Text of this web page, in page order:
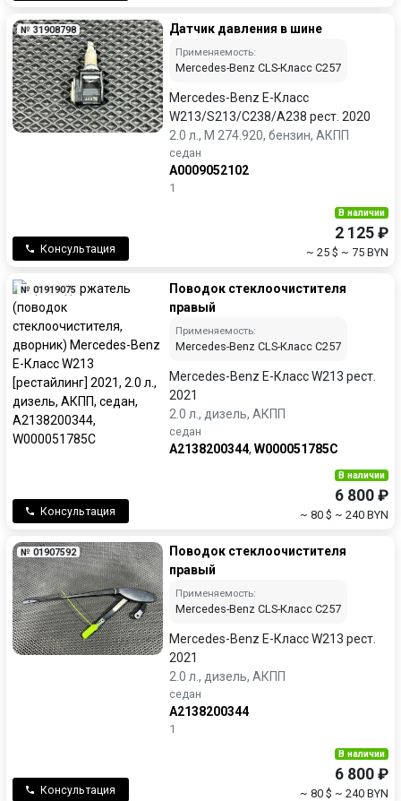
№ 31908798 Датчик давления в шине
Применяемость:
Mercedes-Benz CLS-Класс C257
Mercedes-Benz E-Класс
W213/S213/C238/A238 рест. 2020
2.0 л., M 274.920, бензин, АКПП
седан
A0009052102
1
Консультация
В наличии
2 125 ₽
~ 25 $ ~ 75 BYN
№ 01919075
Поводок стеклоочистителя
правый
Применяемость:
Mercedes-Benz CLS-Класс C257
Mercedes-Benz E-Класс W213 рест.
2021
2.0 л., дизель, АКПП
седан
A2138200344, W000051785C
Консультация
В наличии
6 800 ₽
~ 80 $ ~ 240 BYN
№ 01907592
Поводок стеклоочистителя
правый
Применяемость:
Mercedes-Benz CLS-Класс C257
Mercedes-Benz E-Класс W213 рест.
2021
2.0 л., дизель, АКПП
седан
A2138200344
1
Консультация
В наличии
6 800 ₽
~ 80 $ ~ 240 BYN